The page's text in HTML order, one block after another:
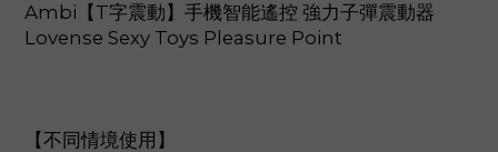
Ambi【T字震動】手機智能遙控 強力子彈震動器
Lovense Sexy Toys Pleasure Point
【不同情境使用】